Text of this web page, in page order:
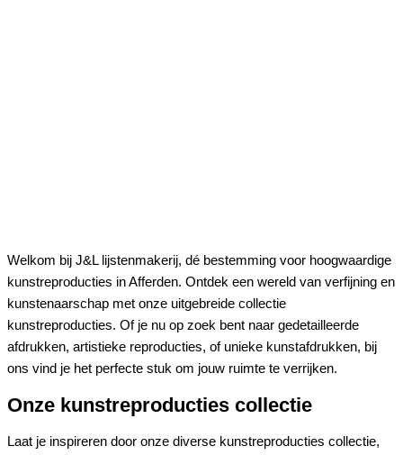
Welkom bij J&L lijstenmakerij, dé bestemming voor hoogwaardige
kunstreproducties in Afferden. Ontdek een wereld van verfijning en
kunstenaarschap met onze uitgebreide collectie
kunstreproducties. Of je nu op zoek bent naar gedetailleerde
afdrukken, artistieke reproducties, of unieke kunstafdrukken, bij
ons vind je het perfecte stuk om jouw ruimte te verrijken.
Onze kunstreproducties collectie
Laat je inspireren door onze diverse kunstreproducties collectie,